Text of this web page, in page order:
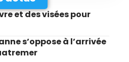
et des visées pour
s’oppose à l’arrivée